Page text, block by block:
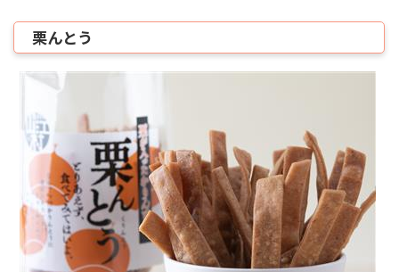
栗んとう